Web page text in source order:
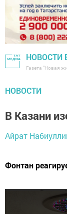
НОВОСТИ
Газета "Новая
НОВОСТИ
В Казани
Айрат
Фонтан